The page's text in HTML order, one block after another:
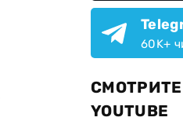
60K+
YOUTUBE